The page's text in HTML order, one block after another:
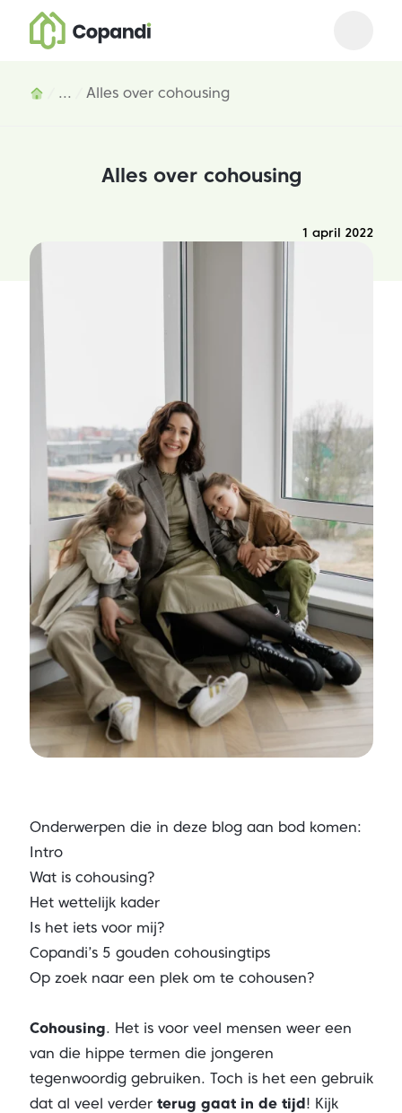
... Alles over cohousing
Alles over cohousing
1 april 2022
Onderwerpen die in deze blog aan bod komen:
Intro
Wat is cohousing?
Het wettelijk kader
Is het iets voor mij?
Copandi’s 5 gouden cohousingtips
Op zoek naar een plek om te cohousen?
Cohousing. Het is voor veel mensen weer een
van die hippe termen die jongeren
tegenwoordig gebruiken. Toch is het een gebruik
dat al veel verder terug gaat in de tijd! Kijk